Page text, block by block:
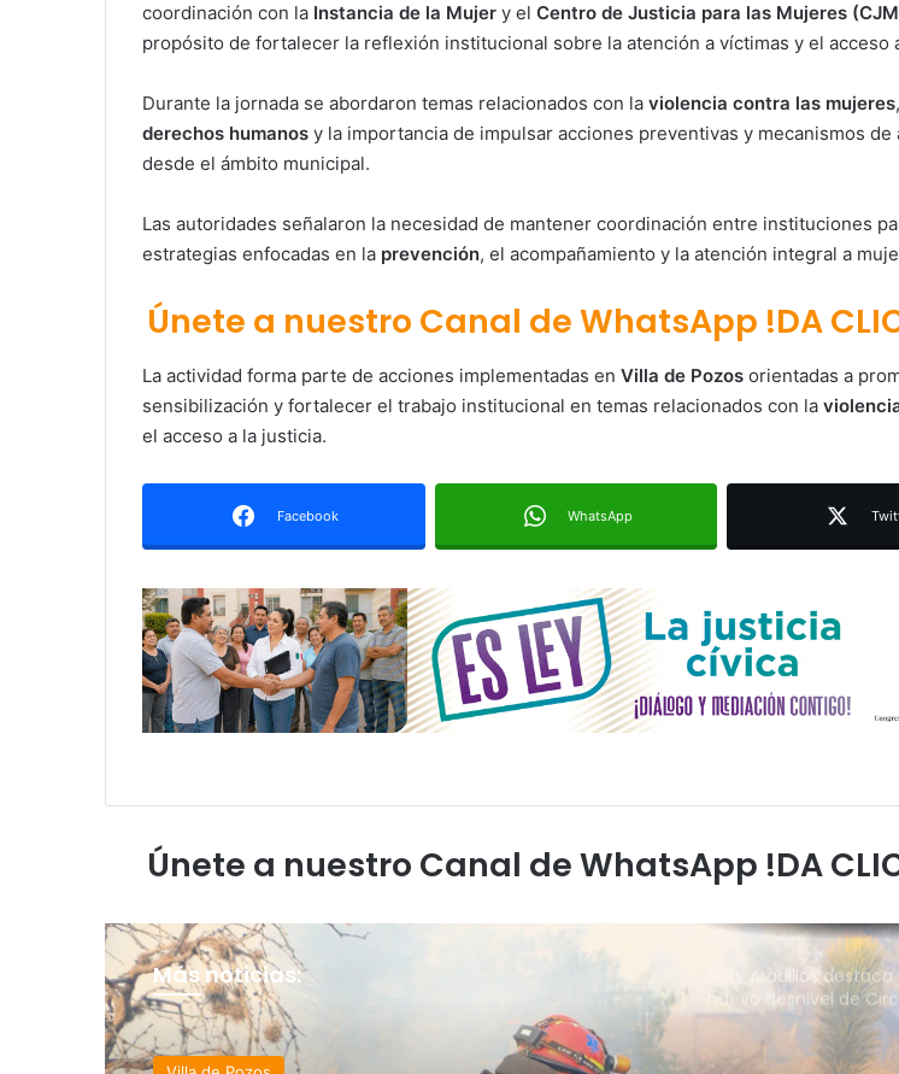
coordinación con la Instancia de la Mujer y el Centro de Justicia para las Mujeres
propósito de fortalecer la reflexión institucional sobre la atención a víctimas y el acceso
Durante la jornada se abordaron temas relacionados con la violencia contra las mujeres
derechos humanos y la importancia de impulsar acciones preventivas y mecanismos de
desde el ámbito municipal.
Las autoridades señalaron la necesidad de mantener coordinación entre instituciones
estrategias enfocadas en la prevención, el acompañamiento y la atención integral a
Únete a nuestro Canal de WhatsApp !DA
La actividad forma parte de acciones implementadas en Villa de Pozos orientadas a
sensibilización y fortalecer el trabajo institucional en temas relacionados con la
el acceso a la justicia.
Facebook WhatsApp
Únete a nuestro Canal de WhatsApp !DA
Más noticias:
nuevo desnivel de
en la movilidad de
50 % en incendios
en la movilidad
Centro de
Francisco ofrecerá
buscará certificación
en la Calzada de
nuevo desnivel de
en la movilidad de Villa
Villa de Pozos reporta
50 % en incendios
pastizales